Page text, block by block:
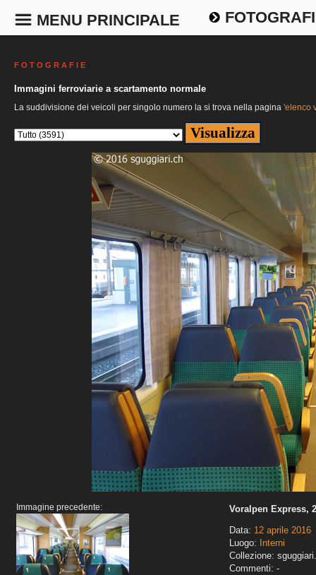
MENU PRINCIPALE
F O T O G R A F I E
Immagini ferroviarie a scartamento normale
La suddivisione dei veicoli per singolo numero la si trova nella pagina 'elenco
Immagine precedente:
Voralpen Express,
Data: 12 aprile 2016
Luogo:
Interni
Collezione:
Commenti: -